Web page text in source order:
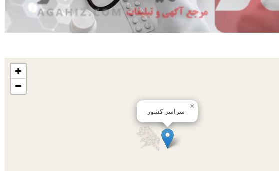
سراسر کشور
×
+
−